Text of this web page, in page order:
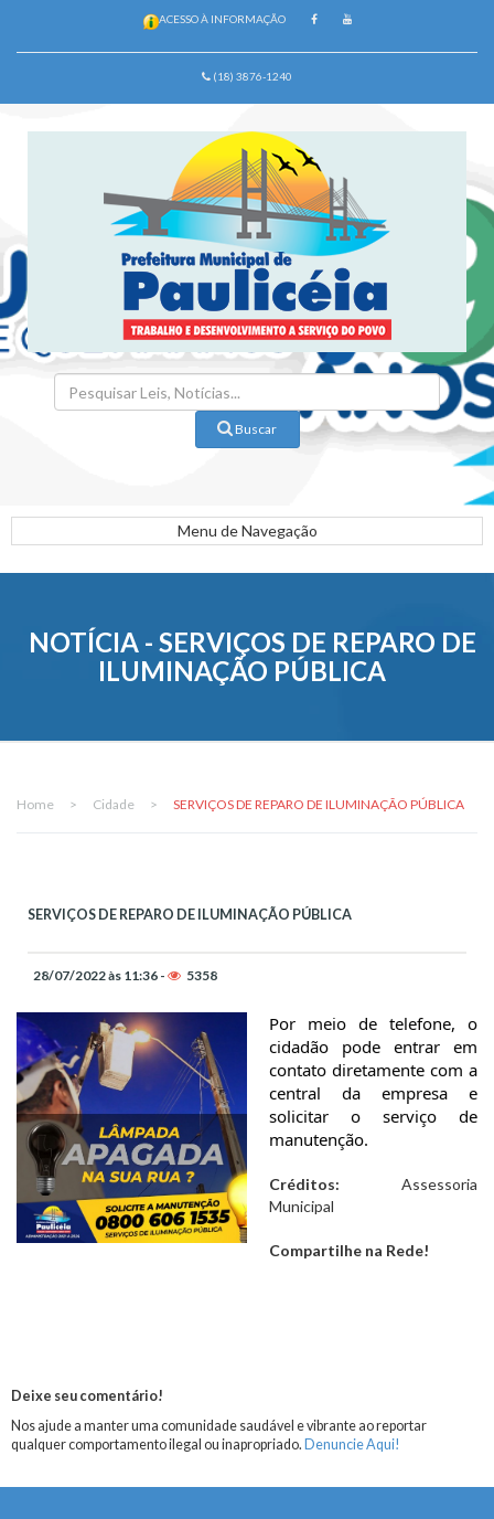
ACESSO À INFORMAÇÃO
(18) 3876-1240
Buscar
Menu de Navegação
NOTÍCIA - SERVIÇOS DE REPARO DE
ILUMINAÇÃO PÚBLICA
Home > Cidade > SERVIÇOS DE REPARO DE ILUMINAÇÃO PÚBLICA
SERVIÇOS DE REPARO DE ILUMINAÇÃO PÚBLICA
28/07/2022 às 11:36 - 5358
Por meio de telefone, o
cidadão pode entrar em
contato diretamente com a
central da empresa e
solicitar o serviço de
manutenção.
Créditos: Assessoria
Municipal
Compartilhe na Rede!
Deixe seu comentário!
Nos ajude a manter uma comunidade saudável e vibrante ao reportar
qualquer comportamento ilegal ou inapropriado. Denuncie Aqui!